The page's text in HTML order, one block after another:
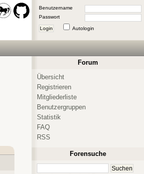
Benutzername
Passwort
Login Autologin
Forum
Übersicht
Registrieren
Mitgliederliste
Benutzergruppen
Statistik
FAQ
RSS
Forensuche